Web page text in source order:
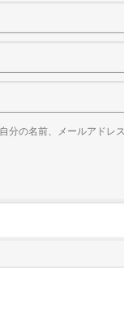
分の名前、メールアドレ